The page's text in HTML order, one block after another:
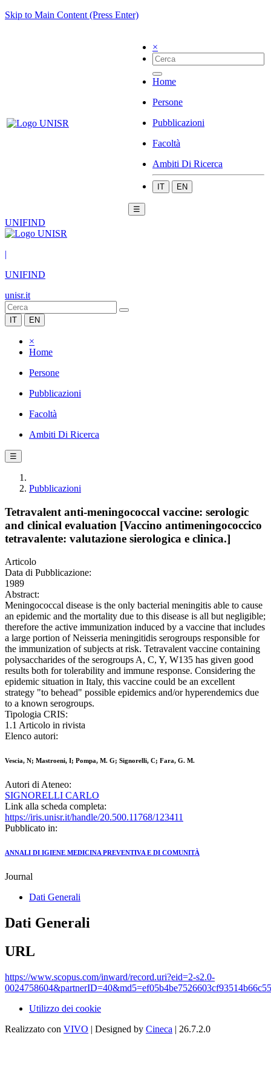
Skip to Main Content (Press Enter)
×
Home
Persone
Pubblicazioni
Facoltà
Ambiti Di Ricerca
IT EN
☰
UNIFIND
|
UNIFIND
unisr.it
IT EN
×
Home
Persone
Pubblicazioni
Facoltà
Ambiti Di Ricerca
☰
Pubblicazioni
Tetravalent anti-meningococcal vaccine: serologic
and clinical evaluation [Vaccino antimeningococcico
tetravalente: valutazione sierologica e clinica.]
Articolo
Data di Pubblicazione:
1989
Abstract:
Meningococcal disease is the only bacterial meningitis able to cause
an epidemic and the mortality due to this disease is all but negligible;
therefore the active immunization induced by a vaccine that includes
a large portion of Neisseria meningitidis serogroups responsible for
the immunization of subjects at risk. Tetravalent vaccine containing
polysaccharides of the serogroups A, C, Y, W135 has given good
results both for tolerability and immune response. Considering the
epidemic situation in Italy, this vaccine could be an excellent
strategy "to behead" possible epidemics and/or hyperendemics due
to a known serogroups.
Tipologia CRIS:
1.1 Articolo in rivista
Elenco autori:
Vescia, N; Mastroeni, I; Pompa, M. G; Signorelli, C; Fara, G. M.
Autori di Ateneo:
SIGNORELLI CARLO
Link alla scheda completa:
https://iris.unisr.it/handle/20.500.11768/123411
Pubblicato in:
ANNALI DI IGIENE MEDICINA PREVENTIVA E DI COMUNITÀ
Journal
Dati Generali
Dati Generali
URL
https://www.scopus.com/inward/record.uri?eid=2-s2.0-
Utilizzo dei cookie
Realizzato con VIVO | Designed by Cineca | 26.7.2.0